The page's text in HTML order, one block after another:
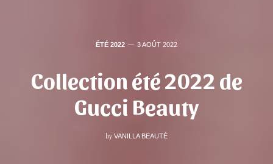
ÉTÉ 2022 3 AOÛT 2022
Collection été 2022 de
Gucci Beauty
by VANILLA BEAUTÉ